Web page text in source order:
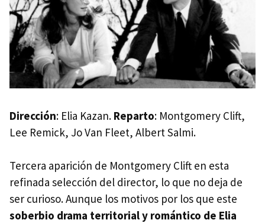
Dirección: Elia Kazan. Reparto: Montgomery Clift,
Lee Remick, Jo Van Fleet, Albert Salmi.
Tercera aparición de Montgomery Clift en esta
refinada selección del director, lo que no deja de
ser curioso. Aunque los motivos por los que este
soberbio drama territorial y romántico de Elia